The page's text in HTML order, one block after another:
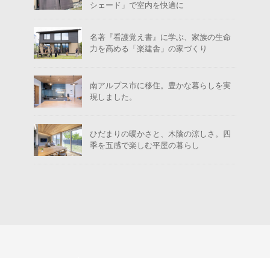
シェード」で室内を快適に
名著『看護覚え書』に学ぶ、家族の生命
力を高める「楽建舎」の家づくり
南アルプス市に移住。豊かな暮らしを実
現しました。
ひだまりの暖かさと、木陰の涼しさ。四
季を五感で楽しむ平屋の暮らし